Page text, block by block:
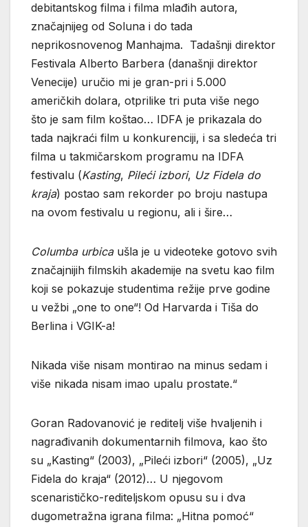
debitantskog filma i filma mlađih autora,
značajnijeg od Soluna i do tada
neprikosnovenog Manhajma. Tadašnji direktor
Festivala Alberto Barbera (današnji direktor
Venecije) uručio mi je gran-pri i 5.000
američkih dolara, otprilike tri puta više nego
što je sam film koštao… IDFA je prikazala do
tada najkraći film u konkurenciji, i sa sledeća tri
filma u takmičarskom programu na IDFA
festivalu (Kasting, Pileći izbori, Uz Fidela do
kraja) postao sam rekorder po broju nastupa
na ovom festivalu u regionu, ali i šire…
Columba urbicaušla je u videoteke gotovo svih
značajnijih filmskih akademije na svetu kao film
koji se pokazuje studentima režije prve godine
u vežbi „one to one“! Od Harvarda i Tiša do
Berlina i VGIK-a!
Nikada više nisam montirao na minus sedam i
više nikada nisam imao upalu prostate.“
Goran Radovanović je reditelj više hvaljenih i
nagrađivanih dokumentarnih filmova, kao što
su „Kasting“ (2003), „Pileći izbori“ (2005), „Uz
Fidela do kraja“ (2012)… U njegovom
scenarističko-rediteljskom opusu su i dva
dugometražna igrana filma: „Hitna pomoć“